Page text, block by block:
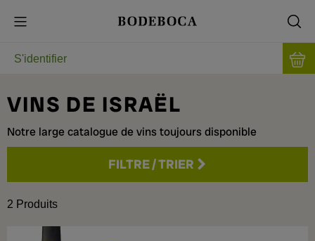
S'identifier
VINS DE ISRAËL
Notre large catalogue de vins toujours disponible
FILTRE/TRIER
Prix
Cépage
2 Produits